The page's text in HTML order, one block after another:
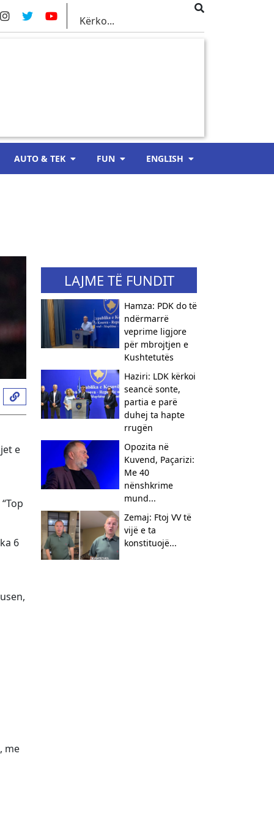
AUTO & TEK FUN ENGLISH
e
6
me
LAJME TË FUNDIT
Hamza: PDK do të
ndërmarrë
veprime ligjore
për mbrojtjen e
Kushtetutës
Haziri: LDK kërkoi
seancë sonte,
partia e parë
duhej ta hapte
rrugën
Opozita në
Kuvend, Paçarizi:
Me 40
nënshkrime
mund...
Zemaj: Ftoj VV të
vijë e ta
konstituojë...